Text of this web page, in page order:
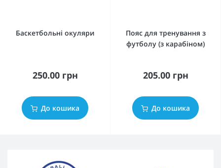
Баскетбольні окуляри
250.00 грн
До кошика
Пояс для тренування з
футболу (з карабіном)
205.00 грн
До кошика